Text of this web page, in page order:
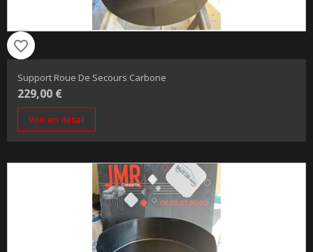
favorite_border
Support Roue De Secours Carbone
229,00 €
Voir en détail